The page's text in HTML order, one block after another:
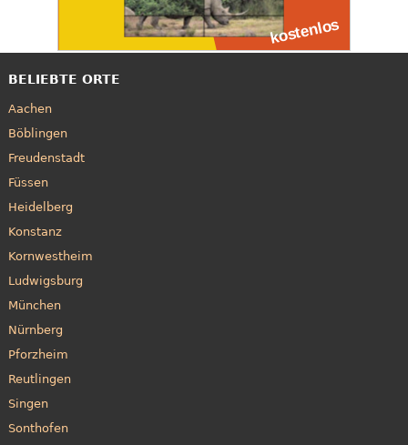
BELIEBTE ORTE
Aachen
Böblingen
Freudenstadt
Füssen
Heidelberg
Konstanz
Kornwestheim
Ludwigsburg
München
Nürnberg
Pforzheim
Reutlingen
Singen
Sonthofen